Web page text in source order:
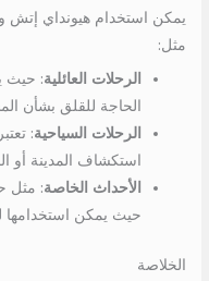
يمكن استخدام هيونداي إتش
مثل:
الرحلات العائلية: حيث
الحاجة للقلق بشأن
الرحلات السياحية:
استكشاف المدينة أو
الأحداث الخاصة: مثل
حيث يمكن استخدامها
الخلاصة